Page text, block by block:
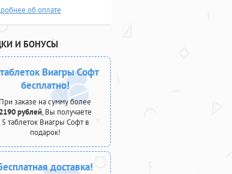
об оплате
И БОНУСЫ
Виагры Софт
бесплатно!
При заказе на сумму более
2190 рублей, Вы получаете
5 таблеток Виагры Софт в
подарок!
доставка!